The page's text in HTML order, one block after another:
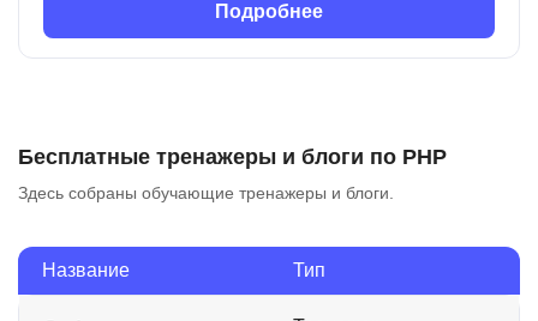
Подробнее
Бесплатные тренажеры и блоги по PHP
Здесь собраны обучающие тренажеры и блоги.
Название Тип